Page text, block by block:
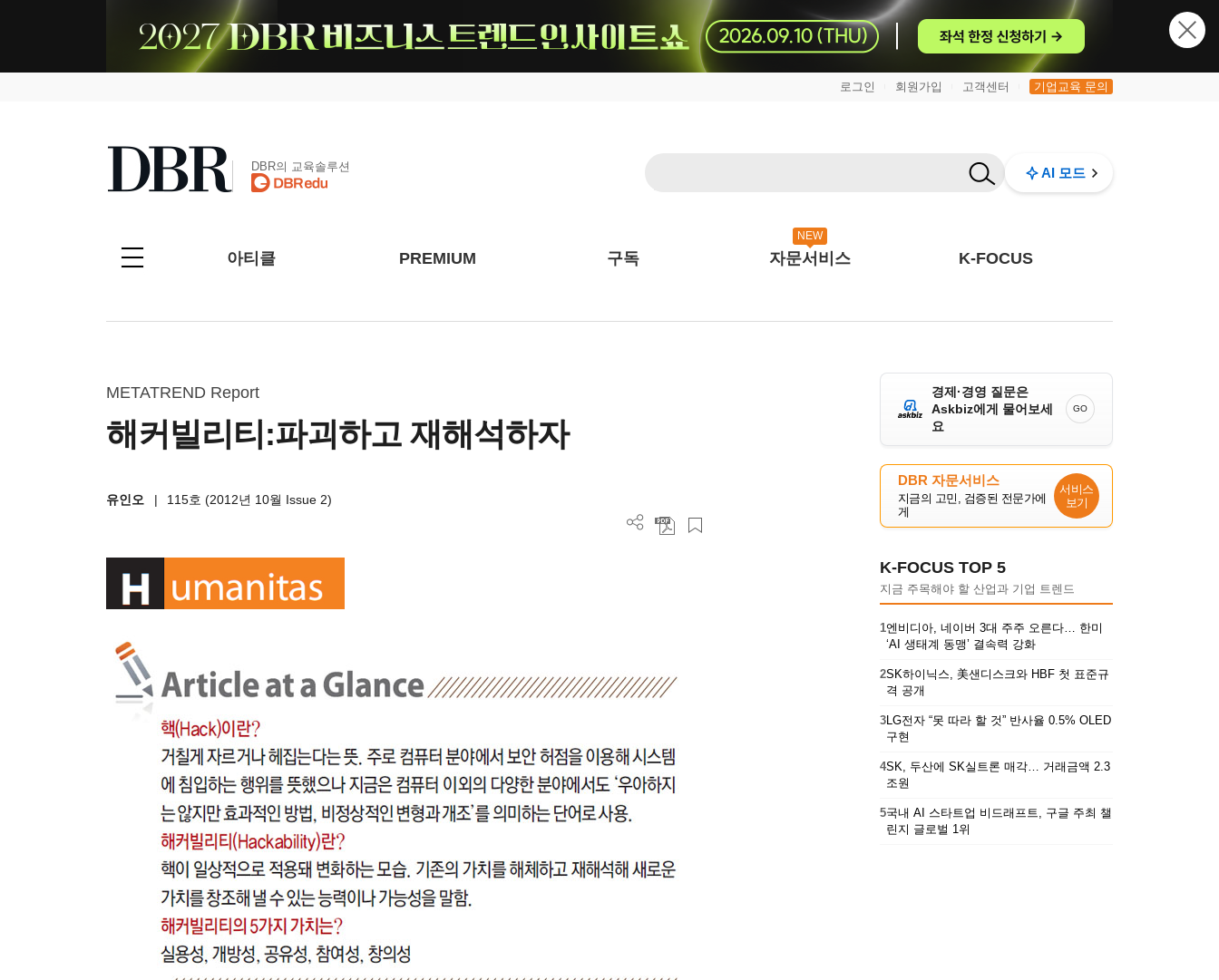
로그인 회원가입 고객센터 기업교육 문의
DBR의 교육솔루션 AI 모드
아티클 PREMIUM 구독
NEW
자문서비스 K-FOCUS
METATREND Report
해커빌리티:파괴하고 재해석하자
유인오 | 115호 (2012년 10월 Issue 2)
경제·경영 질문은
Askbiz에게 물어보세
요
GO
DBR 자문서비스
지금의 고민, 검증된 전문가에
게
서비스
보기
K-FOCUS TOP 5
지금 주목해야 할 산업과 기업 트렌드
1엔비디아, 네이버 3대 주주 오른다… 한미
‘AI 생태계 동맹’ 결속력 강화
2SK하이닉스, 美샌디스크와 HBF 첫 표준규
격 공개
3LG전자 “못 따라 할 것” 반사율 0.5% OLED
구현
4SK, 두산에 SK실트론 매각… 거래금액 2.3
조원
5국내 AI 스타트업 비드래프트, 구글 주최 챌
린지 글로벌 1위